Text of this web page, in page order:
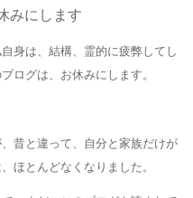
みにします
身は、結構、霊的に疲弊してし
ログは、お休みにします。
昔と違って、自分と家族だけが
ほとんどなくなりました。